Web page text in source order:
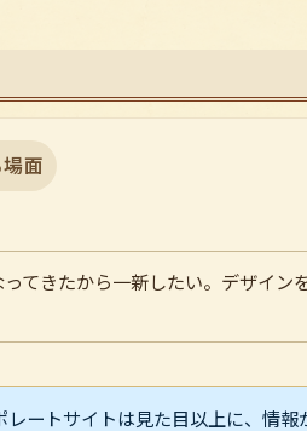
面
てきたから一新したい。デザイン
ートサイトは見た目以上に、情報